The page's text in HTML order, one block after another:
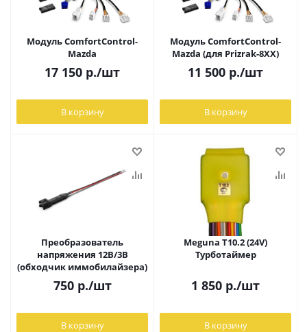
Модуль ComfortControl-
Mazda
17 150 р./шт
В корзину
Модуль ComfortControl-
Mazda (для Prizrak-8XX)
11 500 р./шт
В корзину
Преобразователь
напряжения 12В/3В
(обходчик иммобилайзера)
750р./шт
В корзину
Meguna T10.2 (24V)
Турботаймер
1 850 р./шт
В корзину